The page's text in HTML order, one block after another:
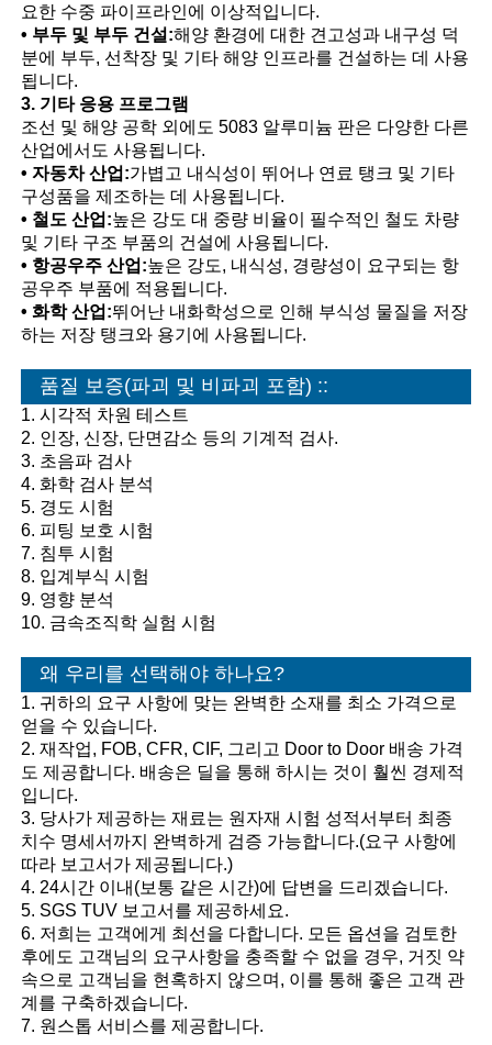
요한 수중 파이프라인에 이상적입니다.
• 부두 및 부두 건설:해양 환경에 대한 견고성과 내구성 덕
분에 부두, 선착장 및 기타 해양 인프라를 건설하는 데 사용
됩니다.
3. 기타 응용 프로그램
조선 및 해양 공학 외에도 5083 알루미늄 판은 다양한 다른
산업에서도 사용됩니다.
• 자동차 산업:가볍고 내식성이 뛰어나 연료 탱크 및 기타
구성품을 제조하는 데 사용됩니다.
• 철도 산업:높은 강도 대 중량 비율이 필수적인 철도 차량
및 기타 구조 부품의 건설에 사용됩니다.
• 항공우주 산업:높은 강도, 내식성, 경량성이 요구되는 항
공우주 부품에 적용됩니다.
• 화학 산업:뛰어난 내화학성으로 인해 부식성 물질을 저장
하는 저장 탱크와 용기에 사용됩니다.
품질 보증(파괴 및 비파괴 포함) ::
1. 시각적 차원 테스트
2. 인장, 신장, 단면감소 등의 기계적 검사.
3. 초음파 검사
4. 화학 검사 분석
5. 경도 시험
6. 피팅 보호 시험
7. 침투 시험
8. 입계부식 시험
9. 영향 분석
10. 금속조직학 실험 시험
왜 우리를 선택해야 하나요?
1. 귀하의 요구 사항에 맞는 완벽한 소재를 최소 가격으로
얻을 수 있습니다.
2. 재작업, FOB, CFR, CIF, 그리고 Door to Door 배송 가격
도 제공합니다. 배송은 딜을 통해 하시는 것이 훨씬 경제적
입니다.
3. 당사가 제공하는 재료는 원자재 시험 성적서부터 최종
치수 명세서까지 완벽하게 검증 가능합니다.(요구 사항에
따라 보고서가 제공됩니다.)
4. 24시간 이내(보통 같은 시간)에 답변을 드리겠습니다.
5. SGS TUV 보고서를 제공하세요.
6. 저희는 고객에게 최선을 다합니다. 모든 옵션을 검토한
후에도 고객님의 요구사항을 충족할 수 없을 경우, 거짓 약
속으로 고객님을 현혹하지 않으며, 이를 통해 좋은 고객 관
계를 구축하겠습니다.
7. 원스톱 서비스를 제공합니다.